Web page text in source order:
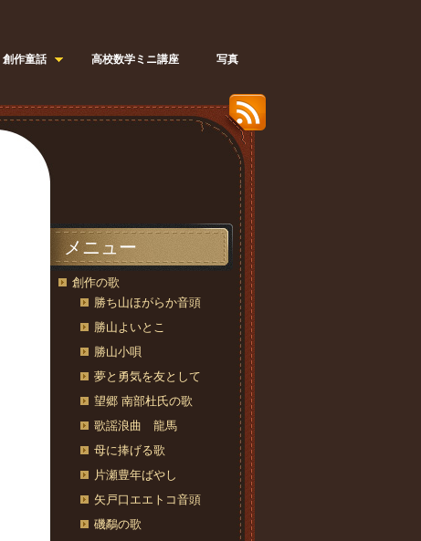
創作童話 高校数学ミニ講座 写真
メニュー
創作の歌
勝ち山ほがらか音頭
勝山よいとこ
勝山小唄
夢と勇気を友として
望郷 南部杜氏の歌
歌謡浪曲 龍馬
母に捧げる歌
片瀬豊年ばやし
矢戸口エエトコ音頭
磯鷸の歌